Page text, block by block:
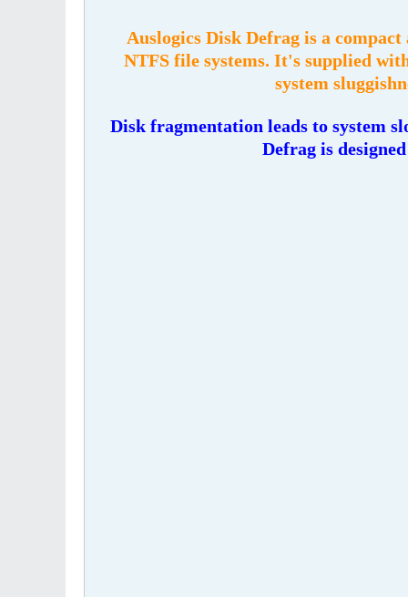
Auslogics Disk Defrag is a
NTFS file systems. It's supplied
system
Disk fragmentation leads to system
Defrag is